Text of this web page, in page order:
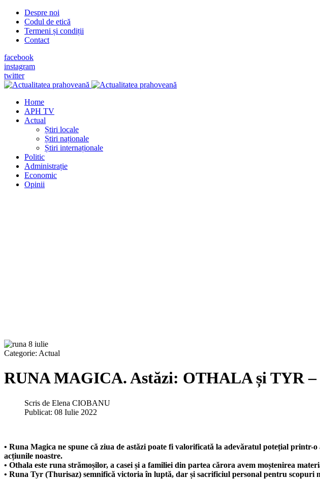
Despre noi
Codul de etică
Termeni și condiții
Contact
facebook
instagram
twitter
Home
APH TV
Actual
Știri locale
Știri naționale
Știri internaționale
Politic
Administrație
Economic
Opinii
Categorie: Actual
RUNA MAGICA. Astăzi: OTHALA și TYR
Scris de Elena CIOBANU
Publicat: 08 Iulie 2022
• Runa Magica ne spune că ziua de astăzi poate fi valorificată la adevăratul potețial
acțiunile noastre.
• Othala este runa strămoșilor, a casei și a familiei din partea cărora avem moștenirea
• Runa Tyr (Thurisaz) semnifică victoria în luptă, dar și sacrificiul personal pentru scopuri